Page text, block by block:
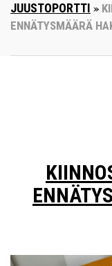
JUUSTOPORTTI »
ENNÄTYSMÄÄRÄ